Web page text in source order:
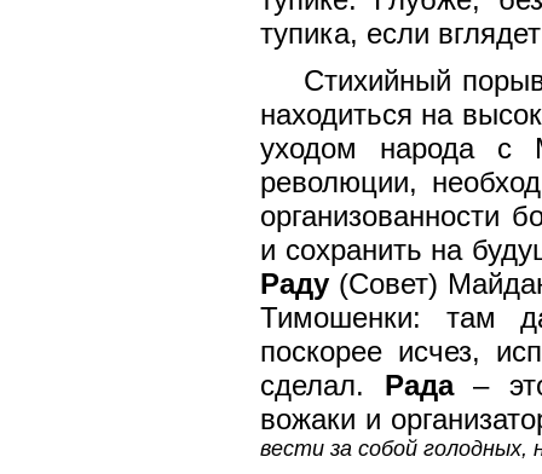
тупика, если
Стихийный
находиться на
уходом народа с
революции,
организованности
и сохранить на
Раду (Совет)
Тимошенки: там
поскорее исчез,
сделал. Рада –
вожаки и
вести за собой